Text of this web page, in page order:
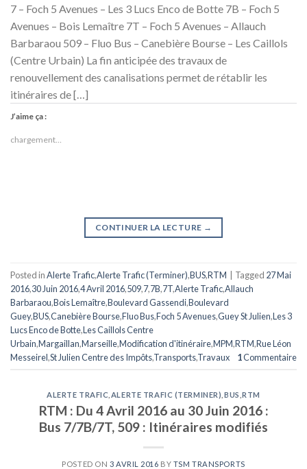
7 – Foch 5 Avenues – Les 3 Lucs Enco de Botte 7B – Foch 5
Avenues – Bois Lemaître 7T – Foch 5 Avenues – Allauch
Barbaraou 509 – Fluo Bus – Canebière Bourse – Les Caillols
(Centre Urbain) La fin anticipée des travaux de
renouvellement des canalisations permet de rétablir les
itinéraires de […]
J’aime ça :
chargement…
CONTINUER LA LECTURE →
Posted inAlerte Trafic,Alerte Trafic (Terminer),BUS,RTM Tagged 27 Mai
2016,30 Juin 2016,4 Avril 2016,509,7,7B,7T,Alerte Trafic,Allauch
Barbaraou,Bois Lemaître,Boulevard Gassendi,Boulevard
Guey,BUS,Canebière Bourse,Fluo Bus,Foch 5 Avenues,Guey St Julien,Les 3
Lucs Enco de Botte,Les Caillols Centre
Urbain,Margaillan,Marseille,Modification d'itinéraire,MPM,RTM,Rue Léon
Messeirel,St Julien Centre des Impôts,Transports,Travaux 1Commentaire
ALERTE TRAFIC ALERTE TRAFIC (TERMINER) BUS ,RTM
RTM : Du 4 Avril 2016 au 30 Juin 2016 :
Bus 7/7B/7T, 509 : Itinéraires modifiés
POSTED ON 3 AVRIL 2016 BY TSM TRANSPORTS